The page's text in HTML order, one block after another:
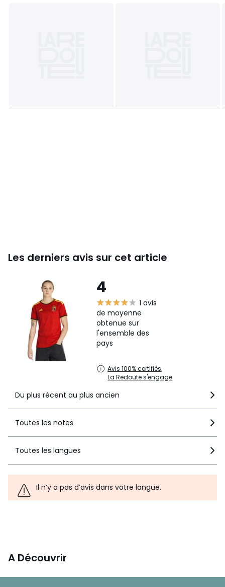
Les derniers avis sur cet article
4
1 avis
de moyenne
obtenue sur
l'ensemble des
pays
Avis 100% certifiés,
La Redoute s'engage
Du plus récent au plus ancien
Toutes les notes
Toutes les langues
Il n’y a pas d’avis dans votre langue.
A Découvrir